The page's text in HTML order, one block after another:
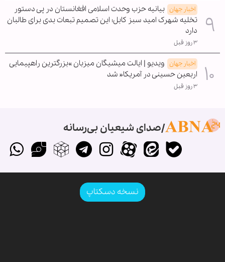
اخبار جهان بیانیه حزب وحدت اسلامی افغانستان در پی دستور
تخلیه شهرک امید سبز کابل؛ این تصمیم تبعات بدی برای طالبان
دارد
۳ روز قبل
اخبار جهان ویدیو | ایالت میشیگان میزبان »بزرگترین راهپیمایی
اربعین حسینی در آمریکا« شد
۳ روز قبل
صدای شیعیان بی‌رسانه
نسخه دسکتاپ